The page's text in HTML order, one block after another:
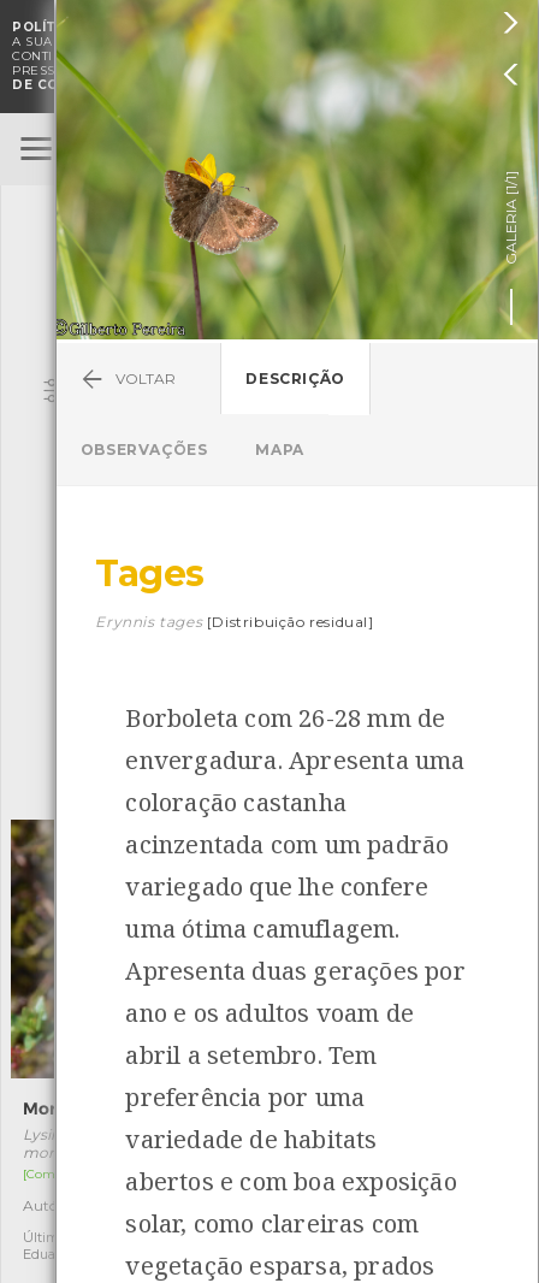
POLÍTICA DE COOKIES
. O CMIA UTILIZA COOKIES PARA MELHORAR
A SUA EXPERIÊNCIA DE NAVEGAÇÃO E PARA FINS ESTATÍSTICOS.
CONTINUAÇÃO DA UTILIZAÇÃO DESTE WEBSITE E SERVIÇOS
PRESSUPÕE A ACEITAÇÃO DA UTILIZAÇÃO DE COOKIES.
POLÍTICA
DE COOKIES

ENTRAR
BioRegisto
TERMOS DE UTILIZAÇÃO
SUBMETER OBSERVAÇÃO
Pesquisa
Descarregar a app BioRegisto
Espécies 4839Observações
Morrião-das-areias
Lysimachia monellii subsp.
monellii
[Comum]
Autóctone
Última observação por:
Eduarda Viana
Lírio-das-praias
Pancratium maritimum
Autóctone
Última observação por:
Eduarda Viana


GALERIA [
1/1
]
VOLTAR DESCRIÇÃO
OBSERVAÇÕES MAPA
Tages
Erynnis tages [Distribuição residual]
Borboleta com 26-28 mm de
envergadura. Apresenta uma
coloração castanha
acinzentada com um padrão
variegado que lhe confere
uma ótima camuflagem.
Apresenta duas gerações por
ano e os adultos voam de
abril a setembro. Tem
preferência por uma
variedade de habitats
abertos e com boa exposição
solar, como clareiras com
vegetação esparsa, prados